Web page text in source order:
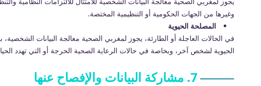
وغيرها من الجهات الحكومية أو التنظيمية المختصة.
المصلحة الحيوية
في الحالات العاجلة أو الطارئة، يجوز لمغربي الصحية معالجة البيانات
الحيوية لشخص آخر، وبخاصة في حالات الرعاية الصحية الحرجة أو التي تهدد
7. مشاركة البيانات والإفصاح عنها